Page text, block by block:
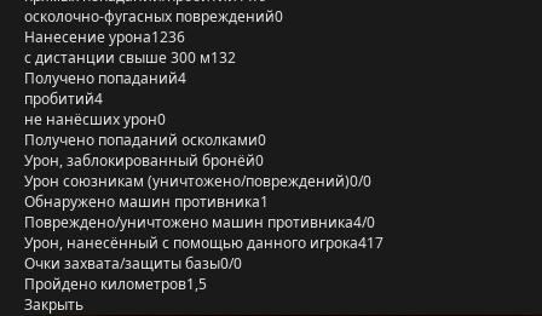
осколочно-фугасных повреждений0
Нанесение урона1236
с дистанции свыше 300 м132
Получено попаданий4
пробитий4
не нанёсших урон0
Получено попаданий осколками0
Урон, заблокированный бронёй0
Урон союзникам (уничтожено/повреждений)0/0
Обнаружено машин противника1
Повреждено/уничтожено машин противника4/0
Урон, нанесённый с помощью данного игрока417
Очки захвата/защиты базы0/0
Пройдено километров1,5
Закрыть